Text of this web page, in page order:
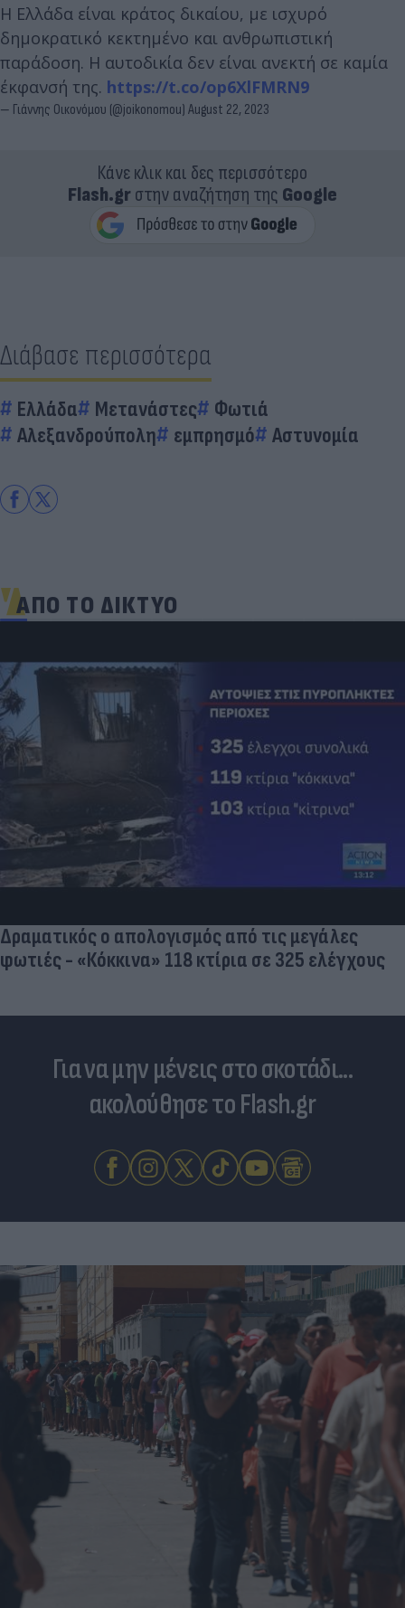
Η Ελλάδα είναι κράτος δικαίου, με ισχυρό
δημοκρατικό κεκτημένο και ανθρωπιστική
παράδοση. Η αυτοδικία δεν είναι ανεκτή σε καμία
έκφανσή της. https://t.co/op6XlFMRN9
— Γιάννης Οικονόμου (@joikonomou) August 22, 2023
Κάνε κλικ και δες περισσότερο
Flash.grστην αναζήτηση της Google
Διάβασε περισσότερα
Ελλάδα Μετανάστες
Φωτιά
Αλεξανδρούπολη
εμπρησμό Αστυνομία
ΑΠΟ ΤΟ ΔΙΚΤΥΟ
«Στην pole position για Κωνσταντέλια η
Ντόρτμουντ»
Για να μην μένεις στο σκοτάδι...
ακολούθησε το Flash.gr